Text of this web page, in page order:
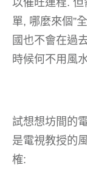
單, 哪麼來個”
國也不會在過
時候何不用風
試想想坊間的
是電視教授的
榷: